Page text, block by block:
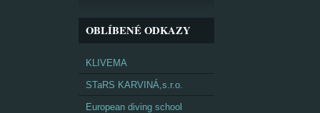
OBLÍBENÉ ODKAZY
KLIVEMA
STaRS KARVINÁ,s.r.o.
European diving school